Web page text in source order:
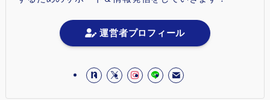
運営者プロフィール